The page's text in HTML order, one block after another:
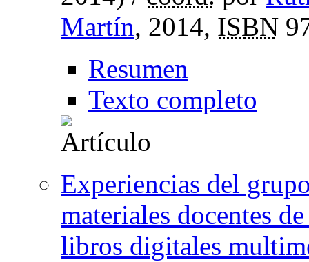
Martín, 2014, ISBN
Resumen
Texto completo
Experiencias del
materiales docentes
libros digitales